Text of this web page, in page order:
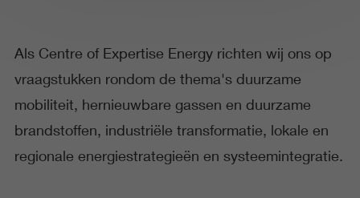
Als Centre of Expertise Energy richten wij ons op
vraagstukken rondom de thema's duurzame
mobiliteit, hernieuwbare gassen en duurzame
brandstoffen, industriële transformatie, lokale en
regionale energiestrategieën en systeemintegratie.